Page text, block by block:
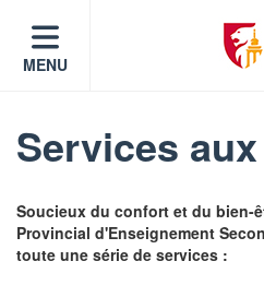
MENU
Services
Soucieux du confort et du bien-
Provincial d'Enseignement
toute une série de services :